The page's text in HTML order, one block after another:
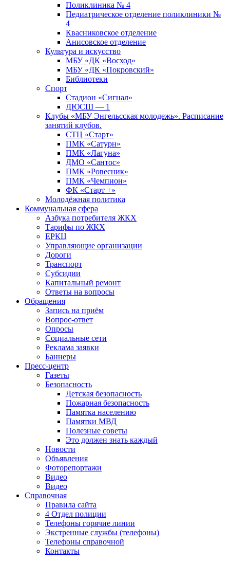
Поликлиника № 4
Педиатрическое отделение поликлиники №
4
Квасниковское отделение
Анисовское отделение
Культура и искусство
МБУ «ДК «Восход»
МБУ «ДК «Покровский»
Библиотеки
Спорт
Стадион «Сигнал»
ДЮСШ — 1
Клубы «МБУ Энгельсская молодежь». Расписание
занятий клубов.
СТЦ «Старт»
ПМК «Сатурн»
ПМК «Лагуна»
ДМО «Сантос»
ПМК «Ровесник»
ПМК «Чемпион»
ФК «Старт +»
Молодёжная политика
Коммунальная сфера
Азбука потребителя ЖКХ
Тарифы по ЖКХ
ЕРКЦ
Управляющие организации
Дороги
Транспорт
Субсидии
Капитальный ремонт
Ответы на вопросы
Обращения
Запись на приём
Вопрос-ответ
Опросы
Социальные сети
Реклама заявки
Баннеры
Пресс-центр
Газеты
Безопасность
Детская безопасность
Пожарная безопасность
Памятка населению
Памятки МВД
Полезные советы
Это должен знать каждый
Новости
Объявления
Фоторепортажи
Видео
Видео
Справочная
Правила сайта
4 Отдел полиции
Телефоны горячие линии
Экстренные службы (телефоны)
Телефоны справочной
Контакты